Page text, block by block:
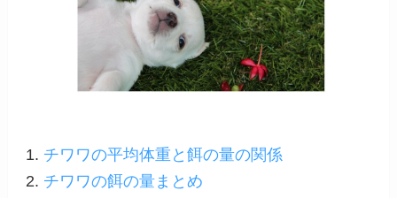
チワワの平均体重と餌の量の関係
チワワの餌の量まとめ